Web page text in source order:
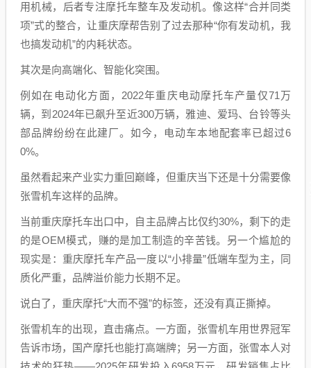
用机械，后者专注摩托车整车及发动机。像这样“合并同类
项”式的整合，让重庆摩帮告别了过去那种“你有发动机，我
也搞发动机”的内耗状态。
其次是向高端化、智能化突围。
例如在电动化方面，2022年重庆电动摩托车产量仅71万
辆，到2024年已飙升至近300万辆，雅迪、爱玛、台铃等头
部品牌纷纷在此建厂。如今，电动车本地配套率已超过6
0%。
虽然看起来产业实力重回巅峰，但重庆当下还是十分需要像
张雪机车这样的品牌。
当前重庆摩托车出口中，自主品牌占比仅约30%，剩下的走
的是OEM模式，赚的是加工制造的辛苦钱。另一个尴尬的
现实是：重庆摩托车产品一度以“小排量”低端车型为主，同
质化严重，品牌溢价能力长期不足。
说白了，重庆摩托“大而不强”的标签，还没有真正撕掉。
张雪机车的出现，直击痛点。一方面，张雪机车用世界冠军
告诉市场，国产摩托也能打高端牌；另一方面，张雪本人对